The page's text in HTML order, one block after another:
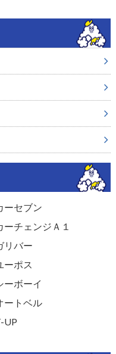
ーセブン
ーチェンジＡ１
リバー
ーポス
ーボーイ
ートベル
UP